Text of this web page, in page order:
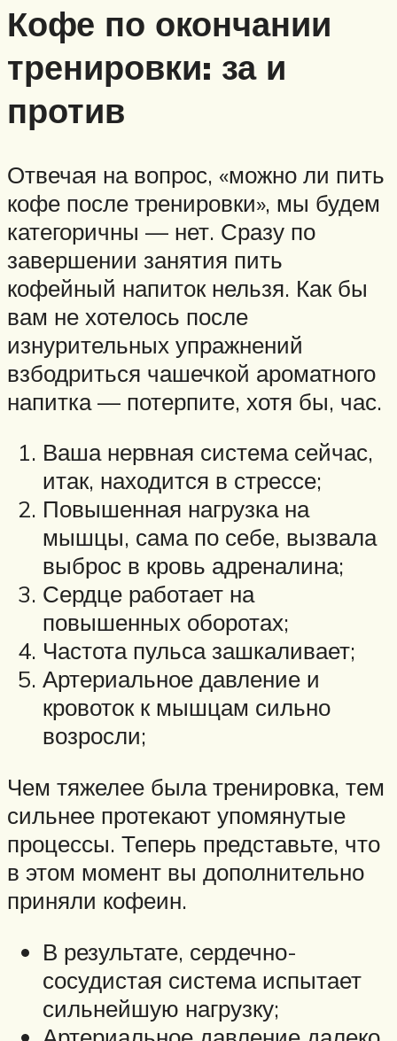
Кофе по окончании
тренировки: за и
против
Отвечая на вопрос, «можно ли пить
кофе после тренировки», мы будем
категоричны — нет. Сразу по
завершении занятия пить
кофейный напиток нельзя. Как бы
вам не хотелось после
изнурительных упражнений
взбодриться чашечкой ароматного
напитка — потерпите, хотя бы, час.
Ваша нервная система сейчас,
итак, находится в стрессе;
Повышенная нагрузка на
мышцы, сама по себе, вызвала
выброс в кровь адреналина;
Сердце работает на
повышенных оборотах;
Частота пульса зашкаливает;
Артериальное давление и
кровоток к мышцам сильно
возросли;
Чем тяжелее была тренировка, тем
сильнее протекают упомянутые
процессы. Теперь представьте, что
в этом момент вы дополнительно
приняли кофеин.
В результате, сердечно-
сосудистая система испытает
сильнейшую нагрузку;